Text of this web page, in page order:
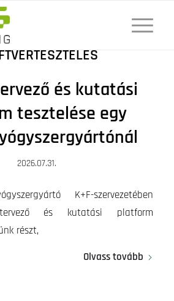
és kutatási
tesztelése egy
2026.07.31.
K+F-szervezetében
és kutatási platform
részt,
Olvass tovább